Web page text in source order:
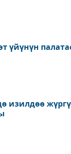
үйүнүн
изилдөө